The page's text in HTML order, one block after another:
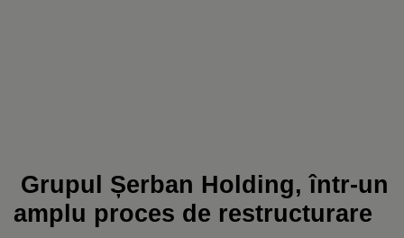
Grupul Șerban Holding, într-un
amplu proces de restructurare